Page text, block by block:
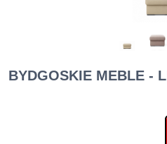
BYDGOSKIE MEBLE -